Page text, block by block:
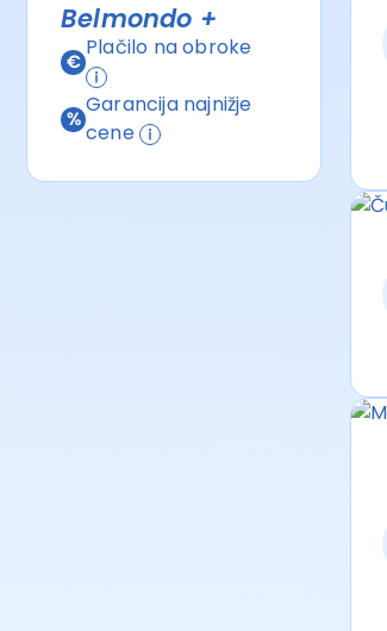
Belmondo +
Plačilo na obroke
Garancija najnižje
cene